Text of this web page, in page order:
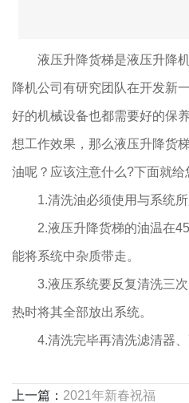
液压升降货梯是液压升降机
降机公司有研究团队在开发新
好的机械设备也都需要好的保
想工作效果，那么液压升降货
油呢？应该注意什么?下面就给
1.清洗油必须使用与系统所
2.液压升降货梯的油温在
能将系统中杂质带走。
3.液压系统要反复清洗三次
热时将其全部放出系统。
4.清洗完毕再清洗滤清器、
上一篇： 2021年新春祝福